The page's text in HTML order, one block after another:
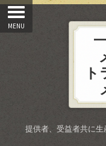
提供者、受益者共に